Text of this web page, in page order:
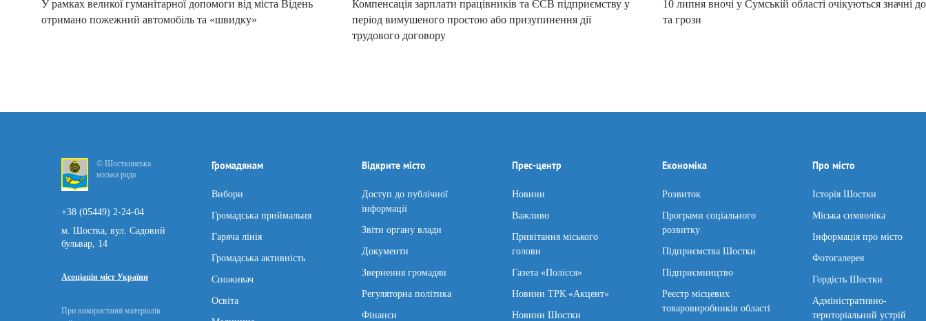
У рамках великої гуманітарної допомоги від міста Відень
отримано пожежний автомобіль та «швидку»
Компенсація зарплати працівників та ЄСВ підприємству у
період вимушеного простою або призупинення дії
трудового договору
10 липня вночі у Сумській області очікуються значні
та грози
© Шосткинська
міська рада
+38 (05449) 2-24-04
м. Шостка, вул. Садовий
бульвар, 14
Асоціація міст України
При використанні матеріалів
Громадянам
Вибори
Громадська приймальня
Гаряча лінія
Громадська активність
Споживач
Освіта
Відкрите місто
Доступ до публічної
інформації
Звіти органу влади
Документи
Звернення громадян
Регуляторна політика
Фінанси
Прес-центр
Новини
Важливо
Привітання міського
голови
Газета «Полісся»
Новини ТРК «Акцент»
Новини Шостки
Економіка
Розвиток
Програми соціального
розвитку
Підприємства Шостки
Підприємництво
Реєстр місцевих
товаровиробників області
Про місто
Історія Шостки
Міська символіка
Інформація про місто
Фотогалерея
Гордість Шостки
Адміністративно-
територіальний устрій